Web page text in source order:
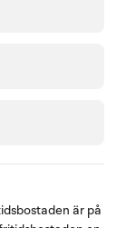
är på